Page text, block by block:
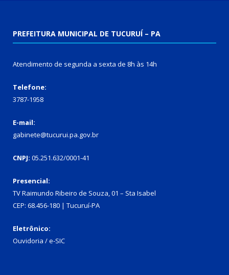
PREFEITURA MUNICIPAL DE TUCURUÍ – PA
Atendimento de segunda a sexta de 8h às 14h
Telefone:
3787-1958
E-mail:
gabinete@tucurui.pa.gov.br
CNPJ: 05.251.632/0001-41
Presencial:
TV Raimundo Ribeiro de Souza, 01 – Sta Isabel
CEP: 68.456-180 | Tucuruí-PA
Eletrônico:
Ouvidoria /e-SIC